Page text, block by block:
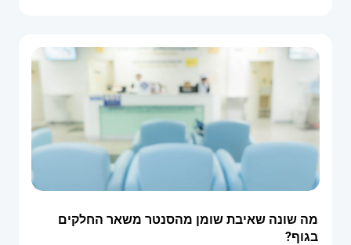
מה שונה שאיבת שומן מהסנטר משאר החלקים
בגוף?